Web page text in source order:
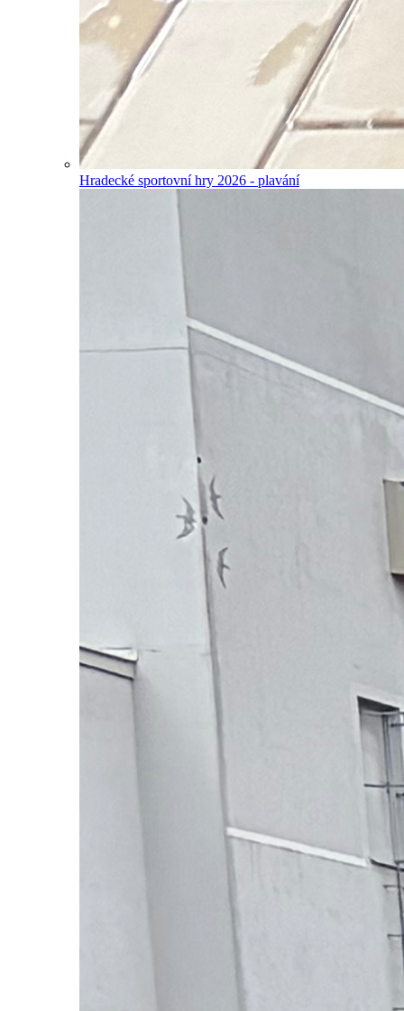
Hradecké sportovní hry 2026 - plavání